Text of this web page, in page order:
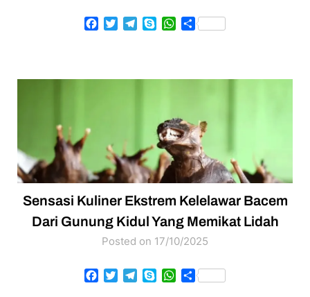
Facebook
TwitterTelegram
SkypeWhatsApp
Share
Sensasi Kuliner Ekstrem Kelelawar Bacem
Dari Gunung Kidul Yang Memikat Lidah
Posted on 17/10/2025
Facebook
TwitterTelegram
SkypeWhatsApp
Share